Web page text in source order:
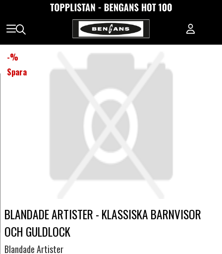
-%
Spara
BLANDADE ARTISTER - KLASSISKA BARNVISOR
OCH GULDLOCK
Blandade Artister